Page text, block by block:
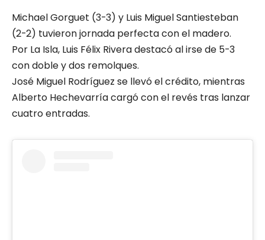
Michael Gorguet (3-3) y Luis Miguel Santiesteban
(2-2) tuvieron jornada perfecta con el madero.
Por La Isla, Luis Félix Rivera destacó al irse de 5-3
con doble y dos remolques.
José Miguel Rodríguez se llevó el crédito, mientras
Alberto Hechevarría cargó con el revés tras lanzar
cuatro entradas.